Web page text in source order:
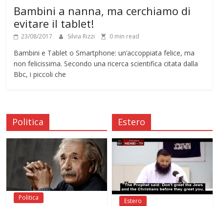
Bambini a nanna, ma cerchiamo di
evitare il tablet!
23/08/2017 Silvia Rizzi 0 min read
Bambini e Tablet o Smartphone: un’accoppiata felice, ma
non felicissima. Secondo una ricerca scientifica citata dalla
Bbc, i piccoli che
Politica
Politica
Estero
Estero